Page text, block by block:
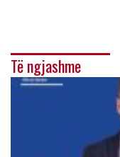
Të ngjashme